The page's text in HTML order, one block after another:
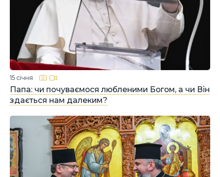
Папа: чи почуваємося любленими Богом, а чи Він
здається нам далеким?
15 січня